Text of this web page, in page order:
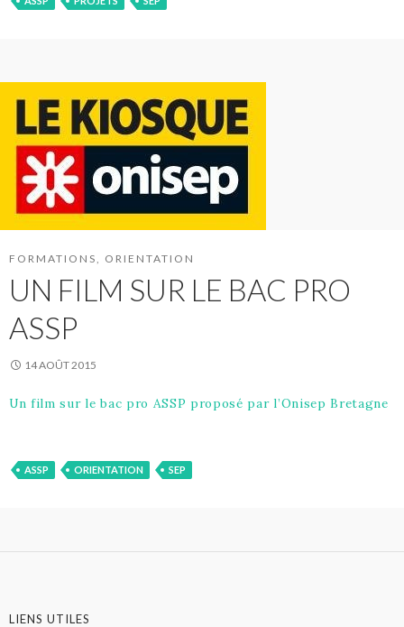
FORMATIONS ORIENTATION
UN FILM SUR LE BAC PRO
ASSP
14 AOÛT 2015
Un film sur le bac pro ASSP proposé par l’Onisep Bretagne
ASSP ORIENTATION SEP
LIENS UTILES